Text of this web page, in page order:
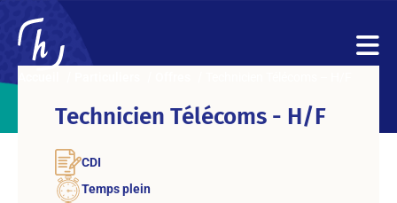
Technicien Télécoms - H/F
CDI
Temps plein